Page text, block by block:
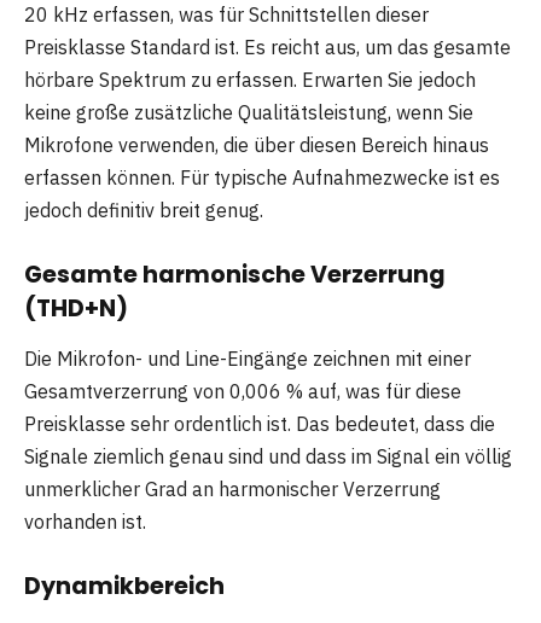
20 kHz erfassen, was für Schnittstellen dieser
Preisklasse Standard ist. Es reicht aus, um das gesamte
hörbare Spektrum zu erfassen. Erwarten Sie jedoch
keine große zusätzliche Qualitätsleistung, wenn Sie
Mikrofone verwenden, die über diesen Bereich hinaus
erfassen können. Für typische Aufnahmezwecke ist es
jedoch definitiv breit genug.
Gesamte harmonische Verzerrung
(THD+N)
Die Mikrofon- und Line-Eingänge zeichnen mit einer
Gesamtverzerrung von 0,006 % auf, was für diese
Preisklasse sehr ordentlich ist. Das bedeutet, dass die
Signale ziemlich genau sind und dass im Signal ein völlig
unmerklicher Grad an harmonischer Verzerrung
vorhanden ist.
Dynamikbereich